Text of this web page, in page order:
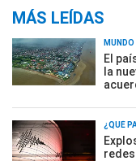
MÁS LEÍDAS
MUNDO
El
la
¿QUÉ